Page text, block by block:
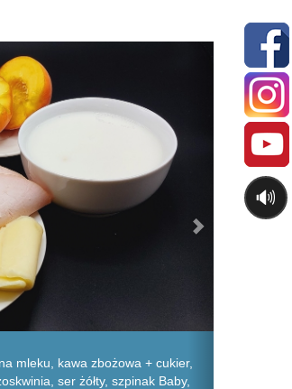
mleku, kawa zbożowa + cukier,
ser żółty, szpinak Baby,
🔊